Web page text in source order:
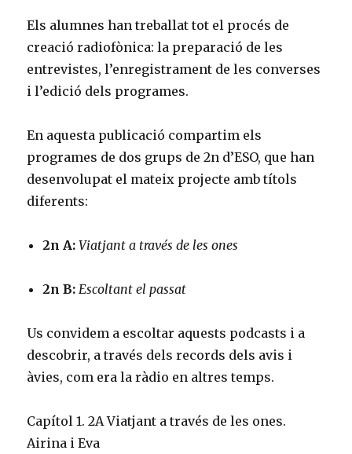
Els alumnes han treballat tot el procés de
creació radiofònica: la preparació de les
entrevistes, l’enregistrament de les converses
i l’edició dels programes.
En aquesta publicació compartim els
programes de dos grups de 2n d’ESO, que han
desenvolupat el mateix projecte amb títols
diferents:
2n A: Viatjant a través de les ones
2n B: Escoltant el passat
Us convidem a escoltar aquests podcasts i a
descobrir, a través dels records dels avis i
àvies, com era la ràdio en altres temps.
Capítol 1. 2A Viatjant a través de les ones.
Airina i Eva